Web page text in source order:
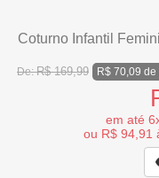
Coturno Infantil
De:R$ 169,99 R$ 70,09
em até
ou R$ 94,91